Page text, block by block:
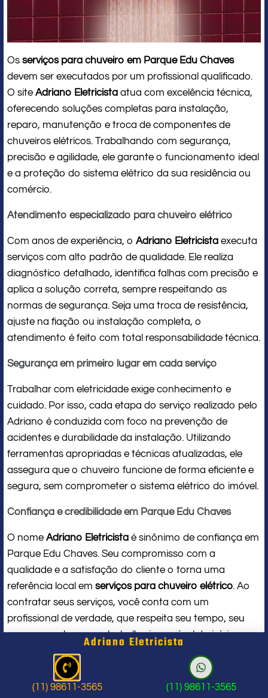
Os serviços para chuveiro em Parque Edu Chaves
devem ser executados por um profissional qualificado.
O site Adriano Eletricista atua com excelência técnica,
oferecendo soluções completas para instalação,
reparo, manutenção e troca de componentes de
chuveiros elétricos. Trabalhando com segurança,
precisão e agilidade, ele garante o funcionamento ideal
e a proteção do sistema elétrico da sua residência ou
comércio.
Atendimento especializado para chuveiro elétrico
Com anos de experiência, o Adriano Eletricista executa
serviços com alto padrão de qualidade. Ele realiza
diagnóstico detalhado, identifica falhas com precisão e
aplica a solução correta, sempre respeitando as
normas de segurança. Seja uma troca de resistência,
ajuste na fiação ou instalação completa, o
atendimento é feito com total responsabilidade técnica.
Segurança em primeiro lugar em cada serviço
Trabalhar com eletricidade exige conhecimento e
cuidado. Por isso, cada etapa do serviço realizado pelo
Adriano é conduzida com foco na prevenção de
acidentes e durabilidade da instalação. Utilizando
ferramentas apropriadas e técnicas atualizadas, ele
assegura que o chuveiro funcione de forma eficiente e
segura, sem comprometer o sistema elétrico do imóvel.
Confiança e credibilidade em Parque Edu Chaves
O nome Adriano Eletricista é sinônimo de confiança em
Parque Edu Chaves. Seu compromisso com a
qualidade e a satisfação do cliente o torna uma
referência local em serviços para chuveiro elétrico. Ao
contratar seus serviços, você conta com um
profissional de verdade, que respeita seu tempo, seu
espaço e entrega um trabalho impecável do início ao
Problema com chuveiro: sinais que
Adriano Eletricista
(11) 98611-3565 (11) 98611-3565